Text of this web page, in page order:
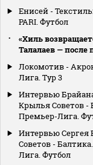
Енисей -
PARI. Футбол
«Хиль
Талалаев —
Локомотив -
Лига. Тур 3
Интервью
Крылья Советов -
Премьер-Лига.
Интервью Сергея
Советов -
Лига. Футбол